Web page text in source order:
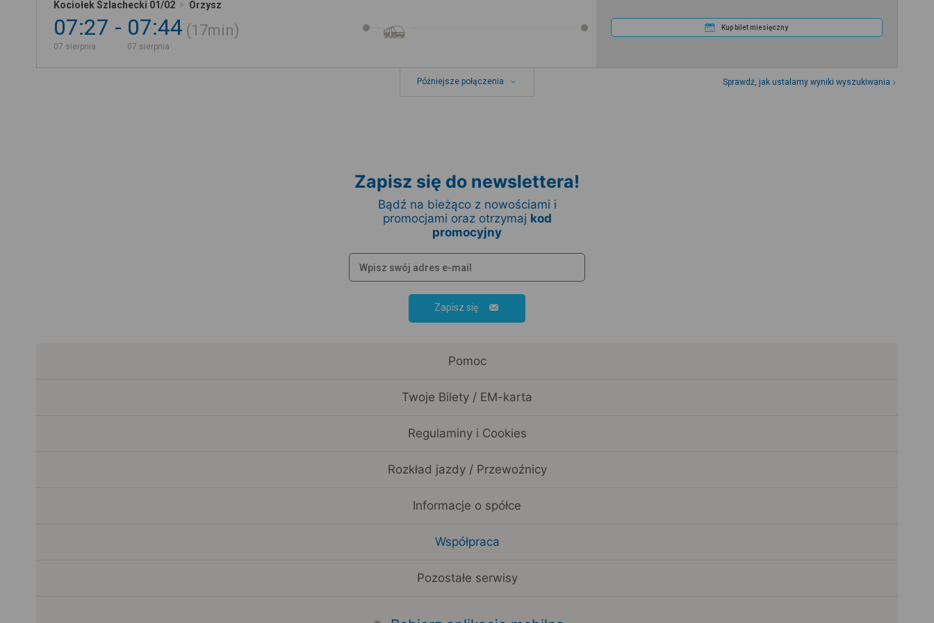
Kociołek Szlachecki 01/02 Orzysz
07:27
07 sierpnia
07:44
07 sierpnia
17min Kup bilet miesięczny
Późniejsze połączenia Sprawdź, jak ustalamy wyniki wyszukiwania
Zapisz się do newslettera!
Bądź na bieżąco z nowościami i
promocjami oraz otrzymaj kod
promocyjny
Zapisz się
Pomoc
Twoje Bilety / EM-karta
Regulaminy i Cookies
Rozkład jazdy / Przewoźnicy
Informacje o spółce
Współpraca
Pozostałe serwisy